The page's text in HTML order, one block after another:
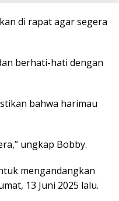
di rapat agar segera
berhati-hati dengan
bahwa harimau
ungkap Bobby.
mengandangkan
13 Juni 2025 lalu.